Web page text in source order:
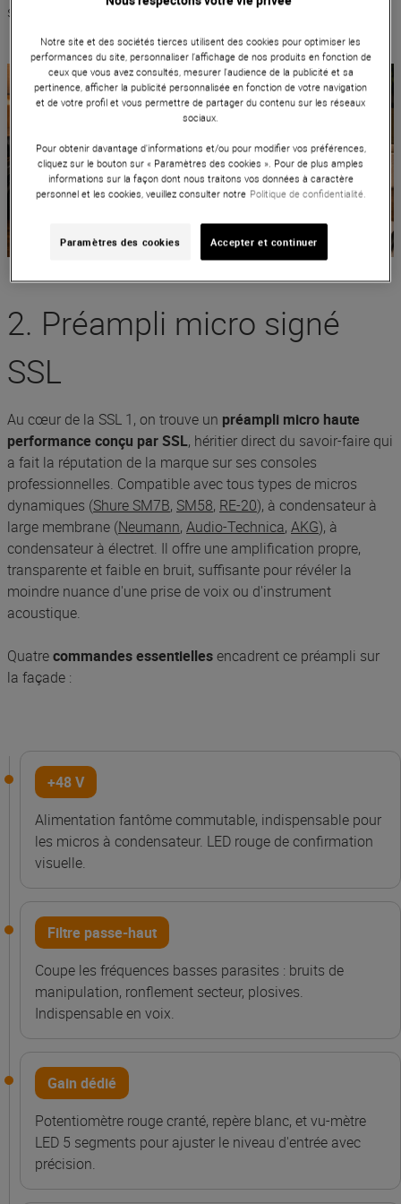
sans compromis sur la qualité.
2. Préampli micro signé
SSL
Au cœur de la SSL 1, on trouve un préampli micro haute
performance conçu par SSL, héritier direct du savoir-faire qui
a fait la réputation de la marque sur ses consoles
professionnelles. Compatible avec tous types de micros
dynamiques (Shure SM7B, SM58, RE-20), à condensateur à
large membrane (Neumann, Audio-Technica, AKG), à
condensateur à électret. Il offre une amplification propre,
transparente et faible en bruit, suffisante pour révéler la
moindre nuance d'une prise de voix ou d'instrument
acoustique.
Quatrecommandes essentiellesencadrent ce préampli sur
la façade :
+48 V
Alimentation fantôme commutable, indispensable pour
les micros à condensateur. LED rouge de confirmation
visuelle.
Filtre passe-haut
Coupe les fréquences basses parasites : bruits de
manipulation, ronflement secteur, plosives.
Indispensable en voix.
Gain dédié
Potentiomètre rouge cranté, repère blanc, et vu-mètre
LED 5 segments pour ajuster le niveau d'entrée avec
précision.
Notre site et des sociétés tierces utilisent des cookies pour optimiser les
performances du site, personnaliser l’affichage de nos produits en fonction de
ceux que vous avez consultés, mesurer l'audience de la publicité et sa
pertinence, afficher la publicité personnalisée en fonction de votre navigation
et de votre profil et vous permettre de partager du contenu sur les réseaux
sociaux.
Pour obtenir davantage d'informations et/ou pour modifier vos préférences,
cliquez sur le bouton sur « Paramètres des cookies ». Pour de plus amples
informations sur la façon dont nous traitons vos données à caractère
personnel et les cookies, veuillez consulter notre Politique de confidentialité.
Paramètres des cookies Accepter et continuer